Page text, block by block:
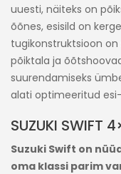
uuesti, näiteks on
õõnes, esisild on
tugikonstruktsioon
põiktala ja
suurendamiseks
alati optimeeritud
SUZUKI SWIFT
Suzuki Swift on
oma klassi parim